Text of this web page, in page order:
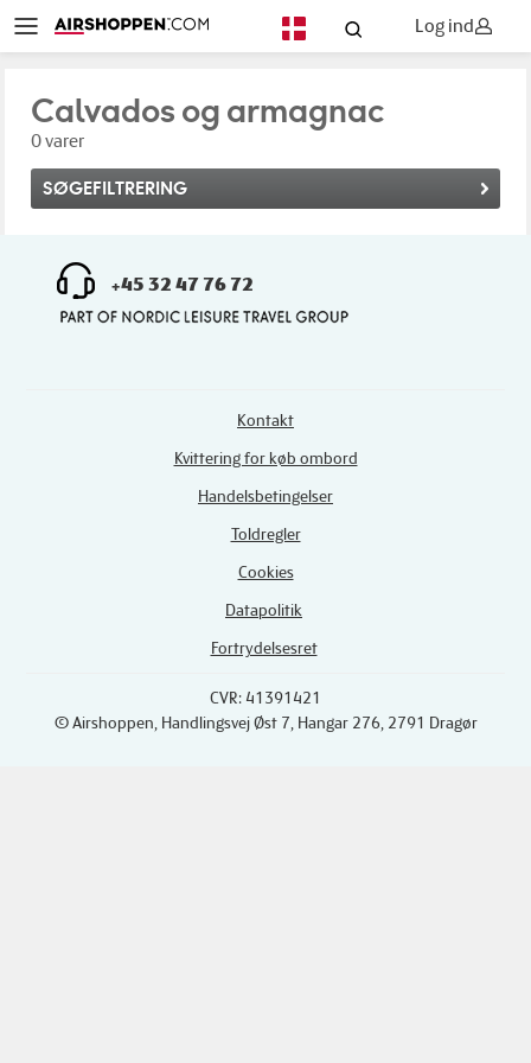
Log ind
Calvados og armagnac
0 varer
SØGEFILTRERING
+45 32 47 76 72
Kontakt
Kvittering for køb ombord
Handelsbetingelser
Toldregler
Cookies
Datapolitik
Fortrydelsesret
CVR: 41391421
© Airshoppen , Handlingsvej Øst 7, Hangar 276, 2791 Dragør